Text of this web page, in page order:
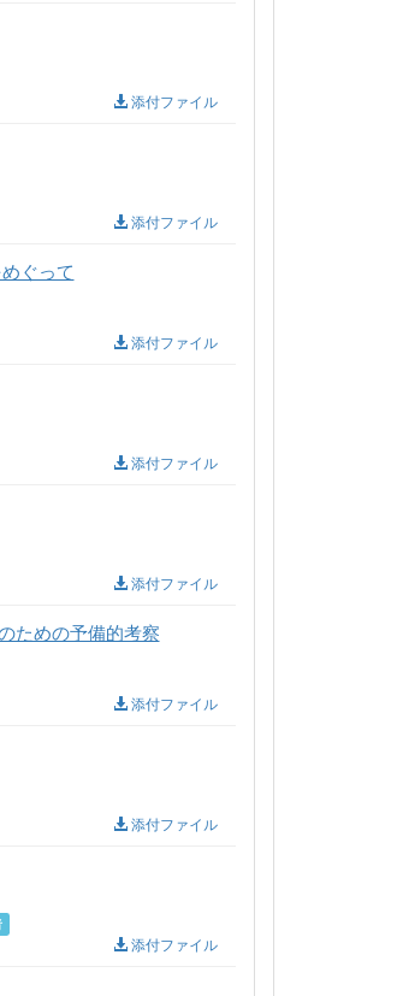
添付ファイル
添付ファイル
ぐって
添付ファイル
添付ファイル
添付ファイル
ための予備的考察
添付ファイル
添付ファイル
添付ファイル